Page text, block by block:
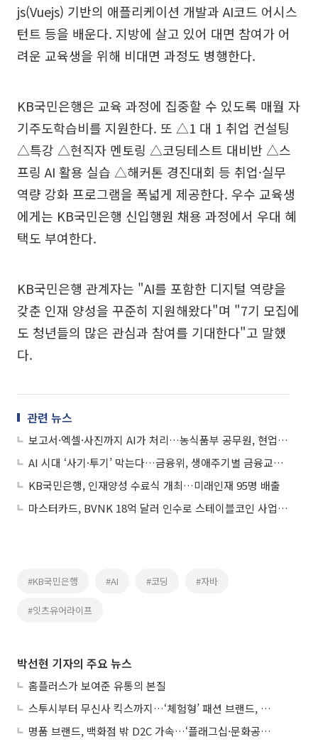
js(Vuejs) 기반의 애플리케이션 개발과 AI코드 어시스
턴트 등을 배운다. 지방에 살고 있어 대면 참여가 어
려운 교육생을 위해 비대면 과정도 병행한다.
KB국민은행은 교육 과정에 집중할 수 있도록 매월 자
기주도학습비를 지원한다. 또 △1 대 1 취업 컨설팅
△특강 △현직자 멘토링 △코딩테스트 대비반 △스
프링 AI 활용 실습 △해커톤 경진대회 등 취업·실무
역량 강화 프로그램을 폭넓게 제공한다. 우수 교육생
에게는 KB국민은행 신입행원 채용 과정에서 우대 혜
택도 부여한다.
KB국민은행 관계자는 "AI를 포함한 디지털 역량을
갖춘 인재 양성을 꾸준히 지원해왔다"며 "7기 모집에
도 청년들의 많은 관심과 참여를 기대한다"고 말했
다.
관련 뉴스
보고서·엑셀·사진까지 AI가 처리…농식품부 공무원, 현업에 생성형 AI 접목
AI 시대 ‘사기·투기’ 막는다…금융위, 생애주기별 금융교육 개편
KB국민은행, 인재양성 수료식 개최…미래인재 95명 배출
마스터카드, BVNK 18억 달러 인수로 스테이블코인 사업 본격 확장
#KB국민은행 #AI #코딩 #자바
#잇츠유어라이프
박선현 기자의 주요 뉴스
홈플러스가 보여준 유통의 본질
스투시부터 무신사 킥스까지…‘체험형’ 패션 브랜드, 잇단 제주행
명품 브랜드, 백화점 밖 D2C 가속…‘플래그십·문화공간’ 전략 눈길